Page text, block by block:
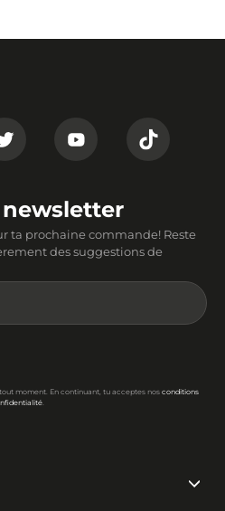
ta prochaine commande! Reste
des suggestions de
moment. En continuant, tu acceptes nos conditions
.